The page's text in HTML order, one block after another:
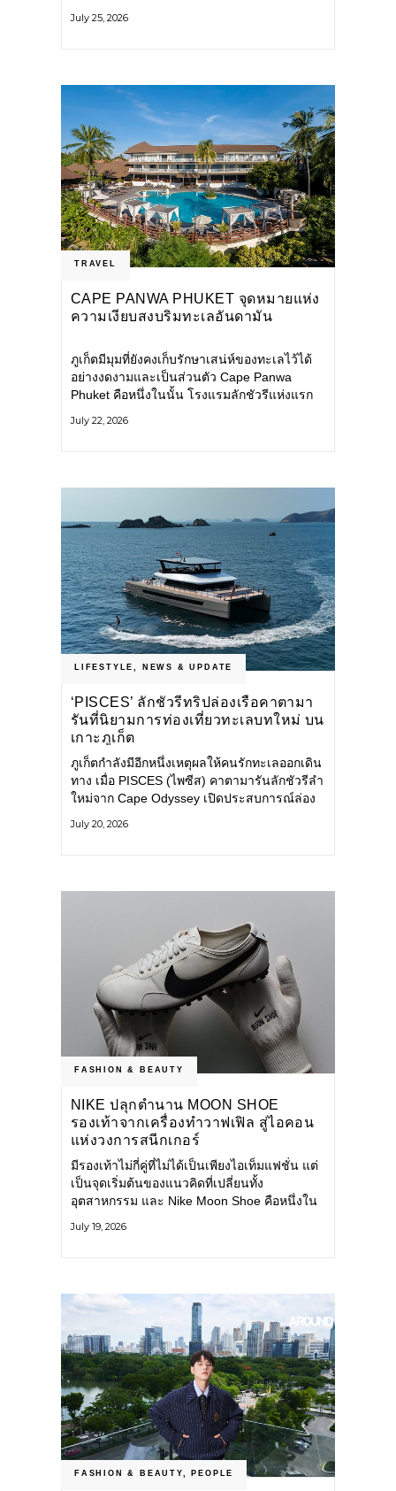
โครงสร้างพื้นฐาน
July 25, 2026
TRAVEL
CAPE PANWA PHUKET จุดหมายแห่ง
ความเงียบสงบริมทะเลอันดามัน
ภูเก็ตมีมุมที่ยังคงเก็บรักษาเสน่ห์ของทะเลไว้ได้
อย่างงดงามและเป็นส่วนตัว Cape Panwa
Phuket คือหนึ่งในนั้น โรงแรมลักชัวรีแห่งแรก
แหลมพันวา ทางตะวันออกเฉียงใต้ของเกาะ
July 22, 2026
LIFESTYLE NEWS & UPDATE
‘PISCES’ ลักชัวรีทริปล่องเรือคาตามา
รันที่นิยามการท่องเที่ยวทะเลบทใหม่ บน
เกาะภูเก็ต
ภูเก็ตกำลังมีอีกหนึ่งเหตุผลให้คนรักทะเลออกเดิน
ทาง เมื่อ PISCES (ไพซีส) คาตามารันลักชัวรีลำ
ใหม่จาก Cape Odyssey เปิดประสบการณ์ล่อง
ไป ผสานความสะดวกสบายแบบโรงแรมระดับ
July 20, 2026
FASHION & BEAUTY
NIKE ปลุกตำนาน MOON SHOE
รองเท้าจากเครื่องทำวาฟเฟิล สู่ไอคอน
แห่งวงการสนีกเกอร์
มีรองเท้าไม่กี่คู่ที่ไม่ได้เป็นเพียงไอเท็มแฟชั่น แต่
เป็นจุดเริ่มต้นของแนวคิดที่เปลี่ยนทั้ง
อุตสาหกรรม และ Nike Moon Shoe คือหนึ่งใน
ศตวรรษก่อน กำลังกลับมาอีกครั้ง พร้อมพาเรื่อง
July 19, 2026
FASHION & BEAUTY PEOPLE